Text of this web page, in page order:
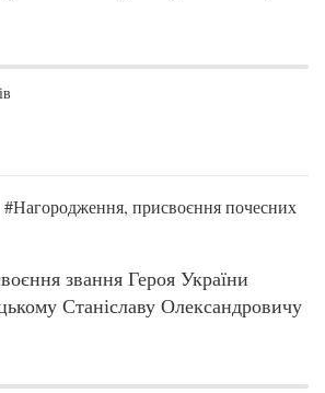
#Нагородження, присвоєння почесних
звання Героя України
Станіславу Олександровичу